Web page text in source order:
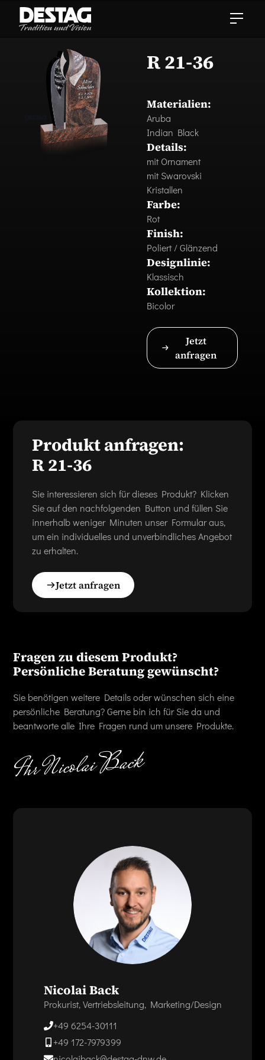
R 21-36
Materialien:
Aruba
Indian Black
Details:
mit Ornament
mit Swarovski
Kristallen
Farbe:
Rot
Finish:
Poliert / Glänzend
Designlinie:
Klassisch
Kollektion:
Bicolor
Jetzt
anfragen
Produkt anfragen:
R 21-36
Sie interessieren sich für dieses Produkt? Klicken
Sie auf den nachfolgenden Button und füllen Sie
innerhalb weniger Minuten unser Formular aus,
um ein individuelles und unverbindliches Angebot
zu erhalten.
Jetzt anfragen
Fragen zu diesem Produkt?
Persönliche Beratung gewünscht?
Sie benötigen weitere Details oder wünschen sich eine
persönliche Beratung? Gerne bin ich für Sie da und
beantworte alle Ihre Fragen rund um unsere Produkte.
Nicolai Back
Prokurist, Vertriebsleitung, Marketing/Design
+49 6254-30111
+49 172-7979399